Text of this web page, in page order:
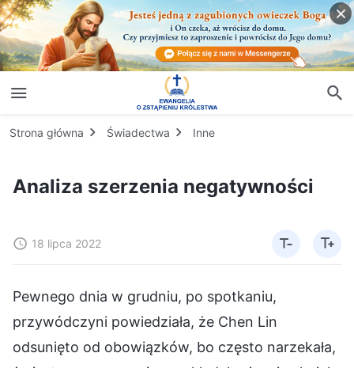
Strona główna Świadectwa Inne
Analiza szerzenia negatywności
18 lipca 2022
Pewnego dnia w grudniu, po spotkaniu,
przywódczyni powiedziała, że Chen Lin
odsunięto od obowiązków, bo często narzekała,